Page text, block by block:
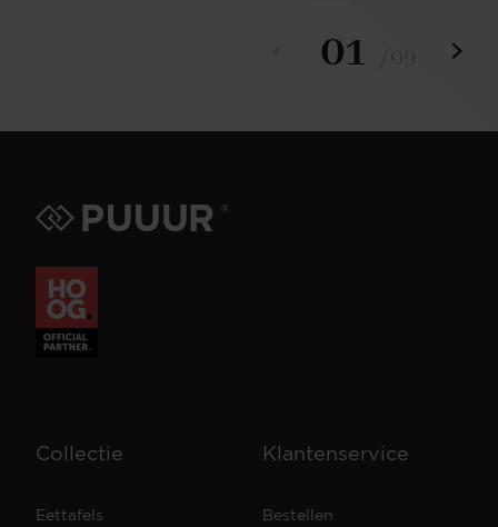
01
Collectie
Eettafels
Klantenservice
Bestellen